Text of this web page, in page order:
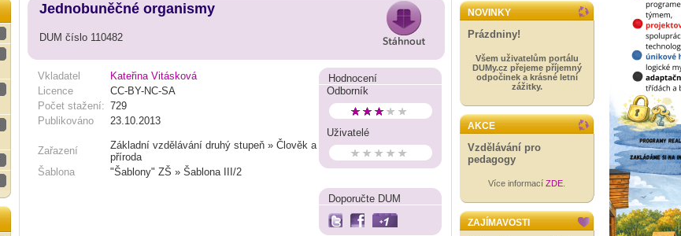
Jednobuněčné organismy
DUM číslo 110482
Vkladatel
Kateřina Vitásková
Licence
CC-BY-NC-SA
Počet stažení: 729
Publikováno
23.10.2013
Zařazení
Základní vzdělávání druhý stupeň » Člověk a
příroda
Šablona
"Šablony" ZŠ » Šablona III/2
Hodnocení
Odborník
Uživatelé
Doporučte DUM
NOVINKY
Prázdniny!
Všem uživatelům portálu
DUMy.cz přejeme příjemný
odpočinek a krásné letní
zážitky.
AKCE
Vzdělávání pro
pedagogy
Více informací ZDE
ZAJÍMAVOSTI